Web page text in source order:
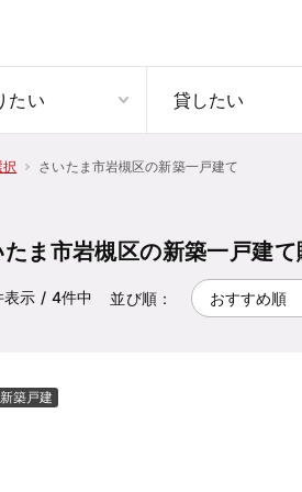
たい 貸したい
さいたま市岩槻区の新築一戸建て
ま市岩槻区の新築一戸建て
表示 / 4件中 並び順：
新築戸建